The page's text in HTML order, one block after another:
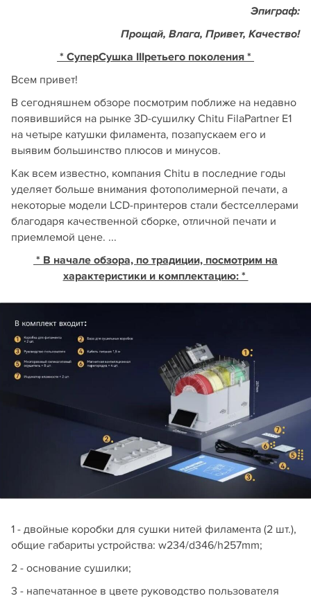
Эпиграф:
Прощай, Влага, Привет, Качество!
* СуперСушка IIIретьего поколения *
Всем привет!
В сегодняшнем обзоре посмотрим поближе на недавно
появившийся на рынке 3D-сушилку Chitu FilaPartner E1
на четыре катушки филамента, позапускаем его и
выявим большинство плюсов и минусов.
Как всем известно, компания Chitu в последние годы
уделяет больше внимания фотополимерной печати, а
некоторые модели LCD-принтеров стали бестселлерами
благодаря качественной сборке, отличной печати и
приемлемой цене. ...
* В начале обзора, по традиции, посмотрим на
характеристики и комплектацию: *
1 - двойные коробки для сушки нитей филамента (2 шт.),
общие габариты устройства: w234/d346/h257mm;
2 - основание сушилки;
3 - напечатанное в цвете руководство пользователя